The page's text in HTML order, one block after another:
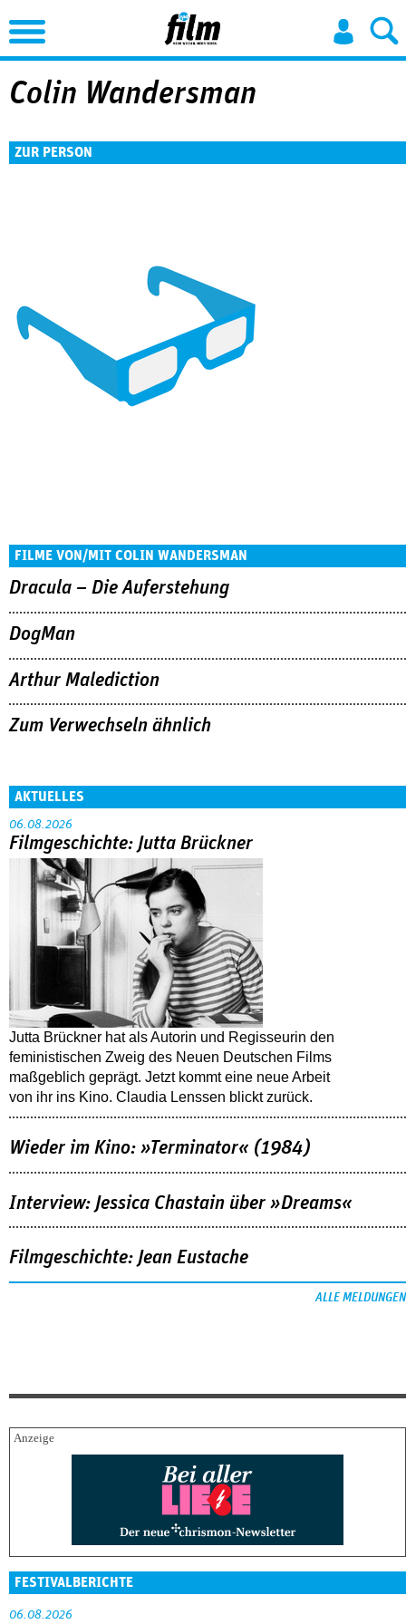
Jump to Navigation
Colin Wandersman
ZUR PERSON
FILME VON/MIT COLIN WANDERSMAN
Dracula – Die Auferstehung
DogMan
Arthur Malediction
Zum Verwechseln ähnlich
AKTUELLES
06.08.2026
Filmgeschichte: Jutta Brückner
Jutta Brückner hat als Autorin und Regisseurin den
feministischen Zweig des Neuen Deutschen Films
maßgeblich geprägt. Jetzt kommt eine neue Arbeit
von ihr ins Kino. Claudia Lenssen blickt zurück.
Wieder im Kino: »Terminator« (1984)
Interview: Jessica Chastain über »Dreams«
Filmgeschichte: Jean Eustache
ALLE MELDUNGEN
FESTIVALBERICHTE
06.08.2026